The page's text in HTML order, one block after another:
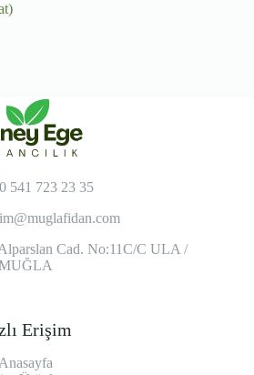
541 723 23 35
Cad. No:11C/C ULA /
Erişim
Anasayfa